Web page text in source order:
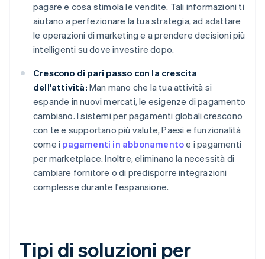
pagare e cosa stimola le vendite. Tali informazioni ti
aiutano a perfezionare la tua strategia, ad adattare
le operazioni di marketing e a prendere decisioni più
intelligenti su dove investire dopo.
Crescono di pari passo con la crescita
dell'attività: Man mano che la tua attività si
espande in nuovi mercati, le esigenze di pagamento
cambiano. I sistemi per pagamenti globali crescono
con te e supportano più valute, Paesi e funzionalità
come i pagamenti in abbonamentoe i pagamenti
per marketplace. Inoltre, eliminano la necessità di
cambiare fornitore o di predisporre integrazioni
complesse durante l'espansione.
Tipi di soluzioni per